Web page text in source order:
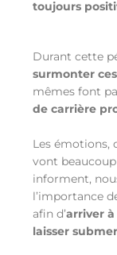
toujours
Durant cette
surmonter
mêmes font
de carrière
Les émotions,
vont
informent,
l’importance
afin d’arriver à
laisser